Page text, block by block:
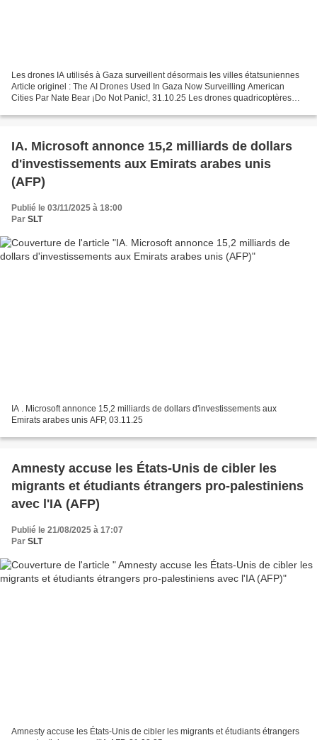
Les drones IA utilisés à Gaza surveillent désormais les villes étatsuniennes
Article originel : The AI Drones Used In Gaza Now Surveilling American
Cities Par Nate Bear ¡Do Not Panic!, 31.10.25 Les drones quadricoptères
IA. Microsoft annonce 15,2 milliards de dollars
d'investissements aux Emirats arabes unis
(AFP)
Publié le 03/11/2025 à 18:00
Par SLT
IA . Microsoft annonce 15,2 milliards de dollars d'investissements aux
Emirats arabes unis AFP, 03.11.25
Amnesty accuse les États-Unis de cibler les
migrants et étudiants étrangers pro-palestiniens
avec l'IA (AFP)
Publié le 21/08/2025 à 17:07
Par SLT
Amnesty accuse les États-Unis de cibler les migrants et étudiants étrangers